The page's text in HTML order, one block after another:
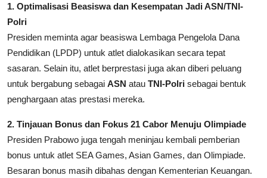
1. Optimalisasi Beasiswa dan Kesempatan Jadi ASN/TNI-
Polri
Presiden meminta agar beasiswa Lembaga Pengelola Dana
Pendidikan (LPDP) untuk atlet dialokasikan secara tepat
sasaran. Selain itu, atlet berprestasi juga akan diberi peluang
untuk bergabung sebagai ASN atau TNI-Polri sebagai bentuk
penghargaan atas prestasi mereka.
2. Tinjauan Bonus dan Fokus 21 Cabor Menuju Olimpiade
Presiden Prabowo juga tengah meninjau kembali pemberian
bonus untuk atlet SEA Games, Asian Games, dan Olimpiade.
Besaran bonus masih dibahas dengan Kementerian Keuangan.